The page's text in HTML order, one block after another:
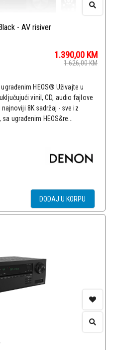
- AV risiver
1.390,00 KM
1.626,00KM
HEOS® Uživajte u
vinil, CD, audio fajlove
8K sadržaj - sve iz
ugrađenim HEOS&re...
DODAJ U KORPU